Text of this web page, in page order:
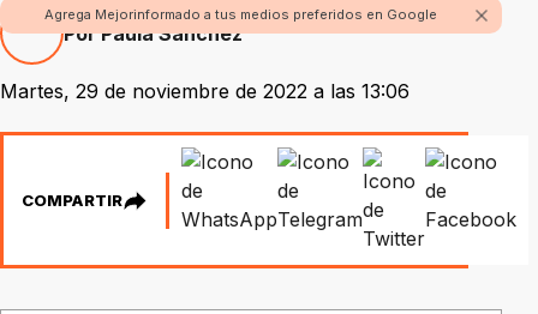
Agrega Mejorinformado a tus medios preferidos en Google
Por Paula Sánchez
Martes, 29 de noviembre de 2022 a las 13:06
COMPARTIR